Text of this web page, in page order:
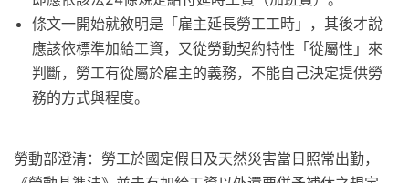
條文一開始就敘明是「雇主延長勞工工時」，其後才說
應該依標準加給工資，又從勞動契約特性「從屬性」來
判斷，勞工有從屬於雇主的義務，不能自己決定提供勞
務的方式與程度。
勞動部澄清：勞工於國定假日及天然災害當日照常出勤，